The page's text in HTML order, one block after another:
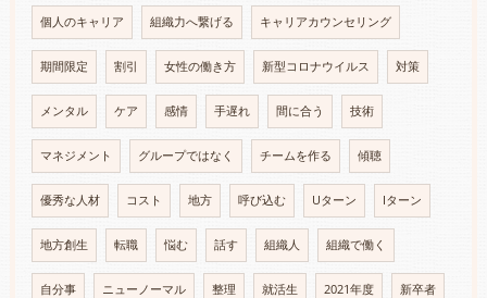
個人のキャリア 組織力へ繋げる キャリアカウンセリング
期間限定 割引 女性の働き方 新型コロナウイルス 対策
メンタル ケア 感情 手遅れ 間に合う 技術
マネジメント グループではなく チームを作る 傾聴
優秀な人材 コスト 地方 呼び込む Uターン Iターン
地方創生 転職 悩む 話す 組織人 組織で働く
自分事 ニューノーマル 整理 就活生 2021年度 新卒者